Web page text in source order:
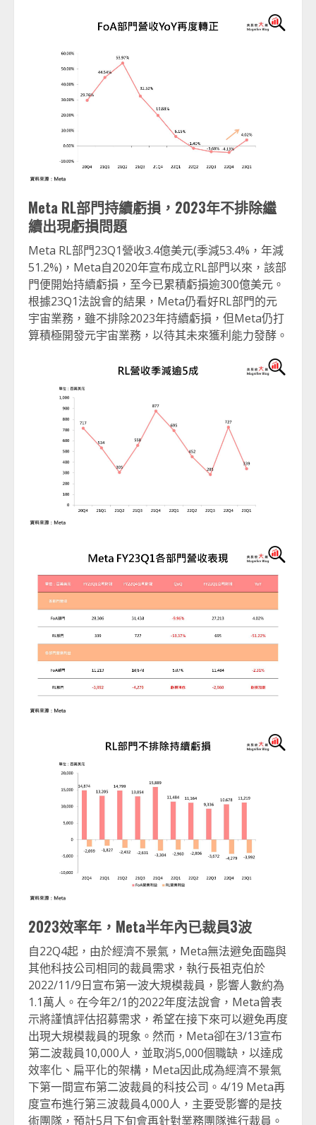
Meta RL部門持續虧損，2023年不排除繼
續出現虧損問題
Meta RL部門23Q1營收3.4億美元(季減53.4%，年減
51.2%)，Meta自2020年宣布成立RL部門以來，該部
門便開始持續虧損，至今已累積虧損逾300億美元。
根據23Q1法說會的結果，Meta仍看好RL部門的元
宇宙業務，雖不排除2023年持續虧損，但Meta仍打
算積極開發元宇宙業務，以待其未來獲利能力發酵。
2023效率年，Meta半年內已裁員3波
自22Q4起，由於經濟不景氣，Meta無法避免面臨與
其他科技公司相同的裁員需求，執行長祖克伯於
2022/11/9日宣布第一波大規模裁員，影響人數約為
1.1萬人。在今年2/1的2022年度法說會，Meta曾表
示將謹慎評估招募需求，希望在接下來可以避免再度
出現大規模裁員的現象。然而，Meta卻在3/13宣布
第二波裁員10,000人，並取消5,000個職缺，以達成
效率化、扁平化的架構，Meta因此成為經濟不景氣
下第一間宣布第二波裁員的科技公司。4/19 Meta再
度宣布進行第三波裁員4,000人，主要受影響的是技
術團隊，預計5月下旬會再針對業務團隊進行裁員。